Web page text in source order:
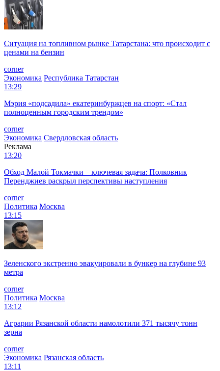
Ситуация на топливном рынке Татарстана: что происходит с
ценами на бензин
corner
Экономика Республика Татарстан
13:29
Мэрия «подсадила» екатеринбуржцев на спорт: «Стал
полноценным городским трендом»
corner
Экономика Свердловская область
Реклама
13:20
Обход Малой Токмачки – ключевая задача: Полковник
Перенджиев раскрыл перспективы наступления
corner
Политика Москва
13:15
Зеленского экстренно эвакуировали в бункер на глубине 93
метра
corner
Политика Москва
13:12
Аграрии Рязанской области намолотили 371 тысячу тонн
зерна
corner
Экономика Рязанская область
13:11